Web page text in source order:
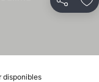
Partager
disponibles